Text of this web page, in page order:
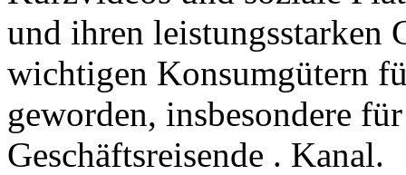
und ihren leistungsstarken
wichtigen Konsumgütern
geworden, insbesondere
Geschäftsreisende . Kanal.